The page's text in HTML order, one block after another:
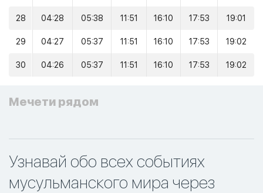
28 04:28 05:38 11:51 16:10 17:53 19:01
29 04:27 05:37 11:51 16:10 17:53 19:02
30 04:26 05:37 11:51 16:10 17:53 19:02
Мечети рядом
Узнавай обо всех событиях
мусульманского мира через